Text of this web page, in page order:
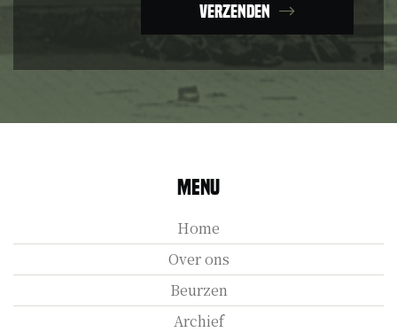
Verzenden
Menu
Home
Over ons
Beurzen
Archief